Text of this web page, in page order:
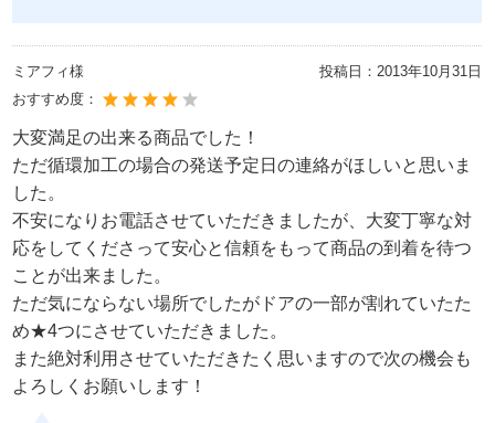
ミアフィ様 投稿日：2013年10月31日
おすすめ度：
大変満足の出来る商品でした！
ただ循環加工の場合の発送予定日の連絡がほしいと思いま
した。
不安になりお電話させていただきましたが、大変丁寧な対
応をしてくださって安心と信頼をもって商品の到着を待つ
ことが出来ました。
ただ気にならない場所でしたがドアの一部が割れていたた
め★4つにさせていただきました。
また絶対利用させていただきたく思いますので次の機会も
よろしくお願いします！